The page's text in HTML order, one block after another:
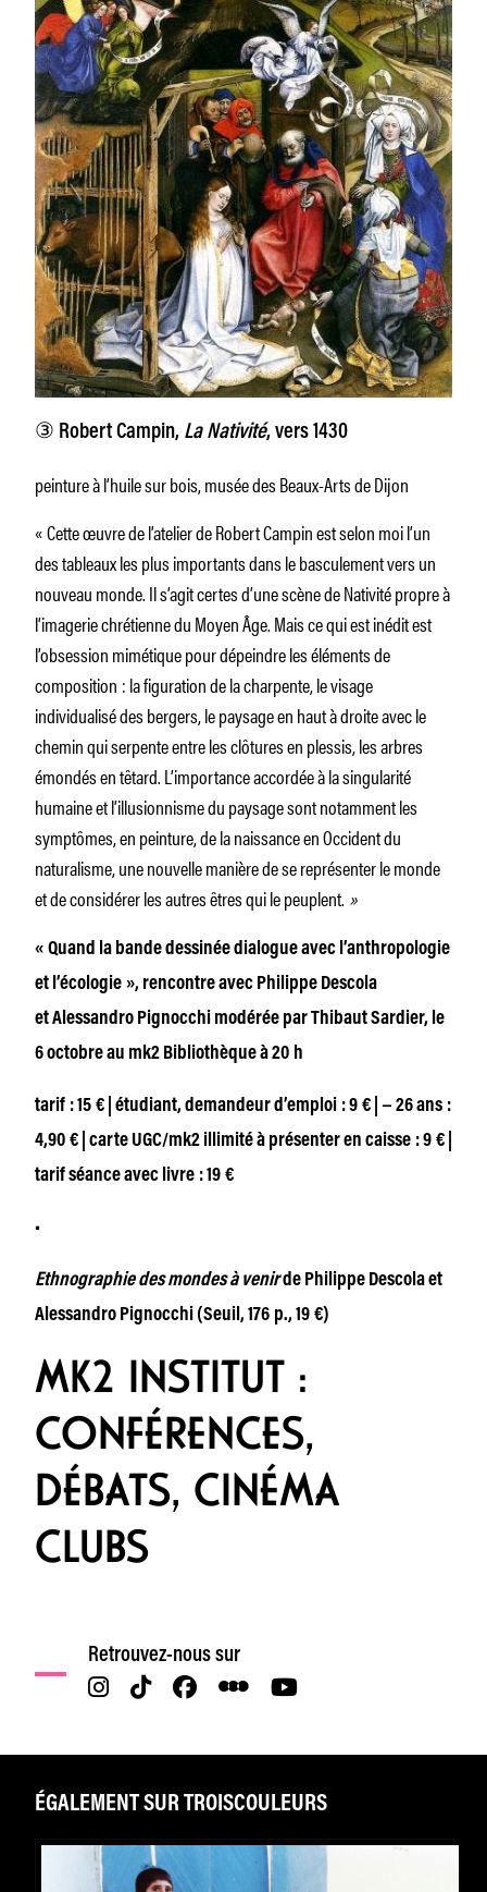
③ Robert Campin, La Nativité, vers 1430
peinture à l’huile sur bois, musée des Beaux-Arts de Dijon
« Cette œuvre de l’atelier de Robert Campin est selon moi l’un
des tableaux les plus importants dans le basculement vers un
nouveau monde. Il s’agit certes d’une scène de Nativité propre à
l’imagerie chrétienne du Moyen Âge. Mais ce qui est inédit est
l’obsession mimétique pour dépeindre les éléments de
composition : la figuration de la charpente, le visage
individualisé des bergers, le paysage en haut à droite avec le
chemin qui serpente entre les clôtures en plessis, les arbres
émondés en têtard. L’importance accordée à la singularité
humaine et l’illusionnisme du paysage sont notamment les
symptômes, en peinture, de la naissance en Occident du
naturalisme, une nouvelle manière de se représenter le monde
et de considérer les autres êtres qui le peuplent. »
« Quand la bande dessinée dialogue avec l’anthropologie
et l’écologie », rencontre avec Philippe Descola
et Alessandro Pignocchi modérée par Thibaut Sardier, le
6 octobre au mk2 Bibliothèque à 20 h
tarif : 15 € | étudiant, demandeur d’emploi : 9 € | − 26 ans :
4,90 € | carte UGC/mk2 illimité à présenter en caisse : 9 € |
tarif séance avec livre : 19 €
•
Ethnographie des mondes à venirde Philippe Descola et
Alessandro Pignocchi (Seuil, 176 p., 19 €)
MK2 INSTITUT :
CONFÉRENCES,
DÉBATS, CINÉMA
CLUBS
Retrouvez-nous sur
ÉGALEMENT SUR TROISCOULEURS